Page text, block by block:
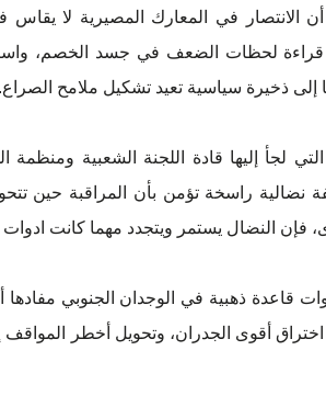
أن الانتصار في المعارك المصيرية لا يقاس
قراءة لحظات الضعف في جسد الخصم،
إلى ذخيرة سياسية تعيد تشكيل ملامح
التي لجأ إليها قادة اللجنة الشعبية
نضالية راسخة تؤمن بأن المراقبة حين
فإن النضال يستمر ويتجدد مهما كانت ادوات
قاعدة ذهبية في الوجدان الجنوبي مفادها أن
اختراق أقوى الجدران، وتحويل أخطر